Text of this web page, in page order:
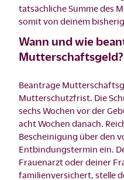
tatsächliche Summe des
somit von deinem
Wann und wie
Mutterschaftsgeld?
Beantrage
Mutterschutzfrist. Die
sechs Wochen vor der
acht Wochen danach.
Bescheinigung über den
Entbindungstermin ein.
Frauenarzt oder deiner
familienversichert, stelle